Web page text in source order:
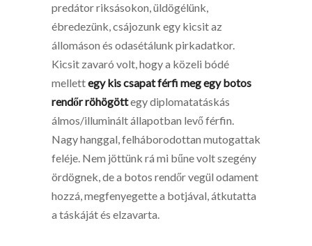
predátor riksásokon, üldögélünk,
ébredezünk, csájozunk egy kicsit az
állomáson és odasétálunk pirkadatkor.
Kicsit zavaró volt, hogy a közeli bódé
mellettegy kis csapat férfi meg egy botos
rendőr röhögöttegy diplomatatáskás
álmos/illuminált állapotban levő férfin.
Nagy hanggal, felháborodottan mutogattak
feléje. Nem jöttünk rá mi bűne volt szegény
ördögnek, de a botos rendőr vegül odament
hozzá, megfenyegette a botjával, átkutatta
a táskáját és elzavarta.